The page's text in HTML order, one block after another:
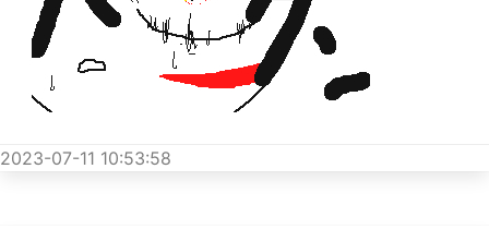
2023-07-11 10:53:58